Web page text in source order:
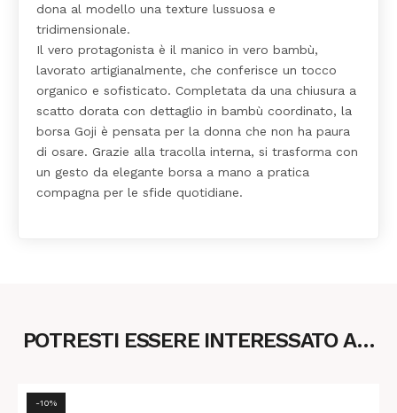
dona al modello una texture lussuosa e
tridimensionale.
Il vero protagonista è il manico in vero bambù,
lavorato artigianalmente, che conferisce un tocco
organico e sofisticato. Completata da una chiusura a
scatto dorata con dettaglio in bambù coordinato, la
borsa Goji è pensata per la donna che non ha paura
di osare. Grazie alla tracolla interna, si trasforma con
un gesto da elegante borsa a mano a pratica
compagna per le sfide quotidiane.
POTRESTI ESSERE INTERESSATO A…
-10%